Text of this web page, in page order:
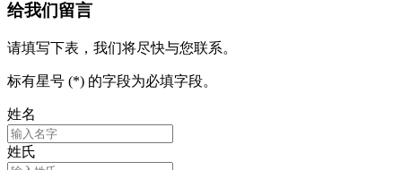
给我们留言
请填写下表，我们将尽快与您联系。
标有星号 (*) 的字段为必填字段。
姓名
姓氏